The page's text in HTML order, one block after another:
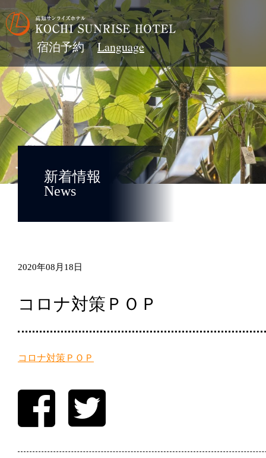
宿泊予約
新着情報
News
2020年08月18日
コロナ対策ＰＯＰ
コロナ対策ＰＯＰ